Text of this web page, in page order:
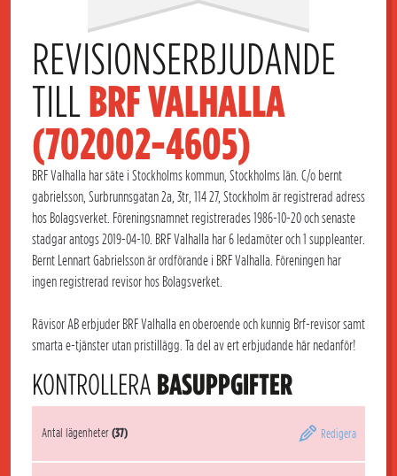
REVISIONSERBJUDANDE
TILL BRF VALHALLA
(702002-4605)
BRF Valhalla har säte i Stockholms kommun, Stockholms län. C/o bernt
gabrielsson, Surbrunnsgatan 2a, 3tr, 114 27, Stockholm är registrerad adress
hos Bolagsverket. Föreningsnamnet registrerades 1986-10-20 och senaste
stadgar antogs 2019-04-10. BRF Valhalla har 6 ledamöter och 1 suppleanter.
Bernt Lennart Gabrielsson är ordförande i BRF Valhalla. Föreningen har
ingen registrerad revisor hos Bolagsverket.
Rävisor AB erbjuder BRF Valhalla en oberoende och kunnig Brf-revisor samt
smarta e-tjänster utan pristillägg. Ta del av ert erbjudande här nedanför!
KONTROLLERA BASUPPGIFTER
Antal lägenheter(37) Redigera